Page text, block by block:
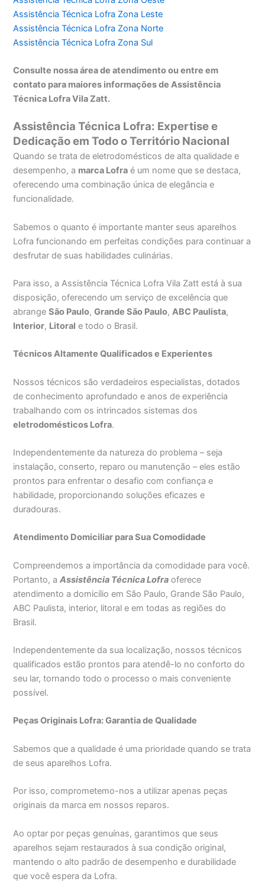
Assistência Técnica Lofra Zona Leste
Assistência Técnica Lofra Zona Norte
Assistência Técnica Lofra Zona Sul
Consulte nossa área de atendimento ou entre em
contato para maiores informações de Assistência
Técnica Lofra Vila Zatt.
Assistência Técnica Lofra: Expertise e
Dedicação em Todo o Território Nacional
Quando se trata de eletrodomésticos de alta qualidade e
desempenho, a marca Lofra é um nome que se destaca,
oferecendo uma combinação única de elegância e
funcionalidade.
Sabemos o quanto é importante manter seus aparelhos
Lofra funcionando em perfeitas condições para continuar a
desfrutar de suas habilidades culinárias.
Para isso, a Assistência Técnica Lofra Vila Zatt está à sua
disposição, oferecendo um serviço de excelência que
abrangeSão Paulo,Grande São Paulo,ABC Paulista,
Interior, Litoral e todo o Brasil.
Técnicos Altamente Qualificados e Experientes
Nossos técnicos são verdadeiros especialistas, dotados
de conhecimento aprofundado e anos de experiência
trabalhando com os intrincados sistemas dos
eletrodomésticos Lofra.
Independentemente da natureza do problema – seja
instalação, conserto, reparo ou manutenção – eles estão
prontos para enfrentar o desafio com confiança e
habilidade, proporcionando soluções eficazes e
duradouras.
Atendimento Domiciliar para Sua Comodidade
Compreendemos a importância da comodidade para você.
Portanto, aAssistência Técnica Lofra oferece
atendimento a domicílio em São Paulo, Grande São Paulo,
ABC Paulista, interior, litoral e em todas as regiões do
Brasil.
Independentemente da sua localização, nossos técnicos
qualificados estão prontos para atendê-lo no conforto do
seu lar, tornando todo o processo o mais conveniente
possível.
Peças Originais Lofra: Garantia de Qualidade
Sabemos que a qualidade é uma prioridade quando se trata
de seus aparelhos Lofra.
Por isso, comprometemo-nos a utilizar apenas peças
originais da marca em nossos reparos.
Ao optar por peças genuínas, garantimos que seus
aparelhos sejam restaurados à sua condição original,
mantendo o alto padrão de desempenho e durabilidade
que você espera da Lofra.